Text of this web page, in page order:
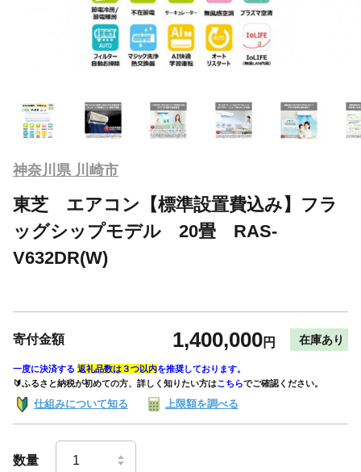
神奈川県 川崎市
東芝 エアコン【標準設置費込み】フラ
ッグシップモデル 20畳 RAS-
V632DR(W)
寄付金額 1,400,000円 在庫あり
一度に決済する 返礼品数は３つ以内を推奨しております。
🔰ふるさと納税が初めての方、詳しく知りたい方はこちらでご確認ください。
仕組みについて知る 上限額を調べる
数量